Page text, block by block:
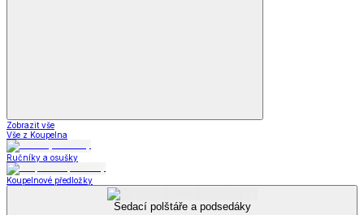
Zobrazit vše
Vše z Koupelna
Ručníky a osušky
Koupelnové předložky
Sedací polštáře a podsedáky